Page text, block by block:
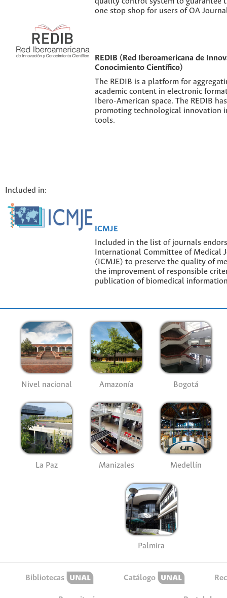
one stop shop for users of OA
REDIB (Red Iberoamericana de
Conocimiento Científico)
The REDIB is a platform for
academic content in electronic
Ibero-American space. The REDIB
promoting technological innovation
tools.
Included in:
ICMJE
Included in the list of journals
International Committee of Medical
(ICMJE) to preserve the quality of
the improvement of responsible
publication of biomedical
Nivel nacional Amazonía Bogotá
La Paz Manizales Medellín
Palmira
Bibliotecas Catálogo